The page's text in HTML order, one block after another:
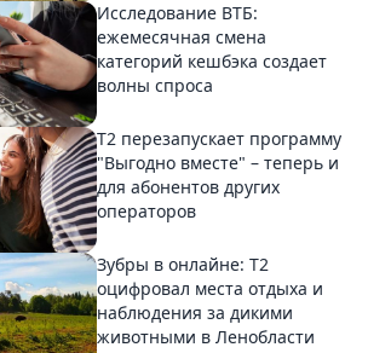
Исследование ВТБ:
ежемесячная смена
категорий кешбэка создает
волны спроса
Т2 перезапускает программу
"Выгодно вместе" – теперь и
для абонентов других
операторов
Зубры в онлайне: Т2
оцифровал места отдыха и
наблюдения за дикими
животными в Ленобласти